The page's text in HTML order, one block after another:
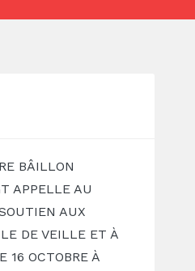
BÂILLON
APPELLE AU
AUX
DE VEILLE ET À
16 OCTOBRE À